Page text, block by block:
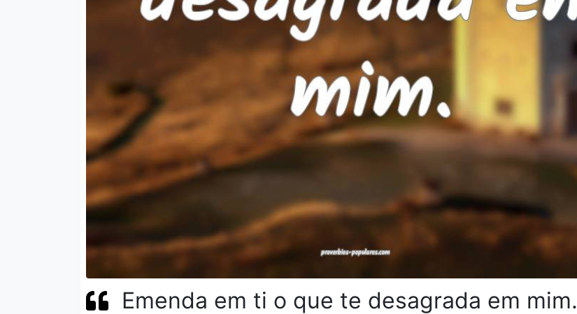
Emenda em ti o que te desagrada em mim.